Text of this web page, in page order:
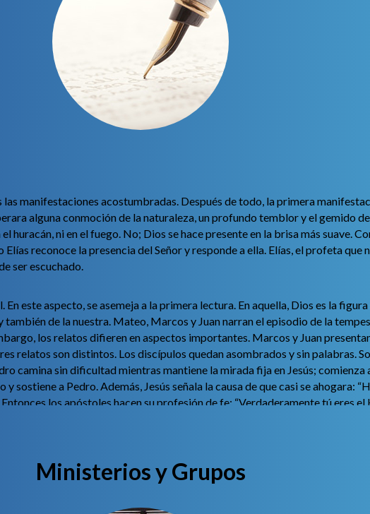
manifestaciones acostumbradas. Después de todo, la primera
alguna conmoción de la naturaleza, un profundo temblor y el gemido
huracán, ni en el fuego. No; Dios se hace presente en la brisa más suave.
reconoce la presencia del Señor y responde a ella. Elías, el profeta
ser escuchado.
este aspecto, se asemeja a la primera lectura. En aquella, Dios es la
de la nuestra. Mateo, Marcos y Juan narran el episodio de la
los relatos difieren en aspectos importantes. Marcos y Juan
relatos son distintos. Los discípulos quedan asombrados y sin palabras.
camina sin dificultad mientras mantiene la mirada fija en Jesús;
sostiene a Pedro. Además, Jesús señala la causa de que casi se ahogara:
los apóstoles hacen su profesión de fe: “Verdaderamente tú eres el
Ministerios y Grupos